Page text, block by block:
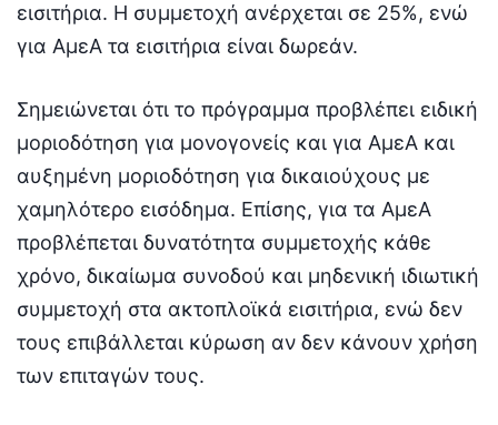
εισιτήρια. Η συμμετοχή ανέρχεται σε 25%, ενώ
για ΑμεΑ τα εισιτήρια είναι δωρεάν.
Σημειώνεται ότι το πρόγραμμα προβλέπει ειδική
μοριοδότηση για μονογονείς και για ΑμεΑ και
αυξημένη μοριοδότηση για δικαιούχους με
χαμηλότερο εισόδημα. Επίσης, για τα ΑμεΑ
προβλέπεται δυνατότητα συμμετοχής κάθε
χρόνο, δικαίωμα συνοδού και μηδενική ιδιωτική
συμμετοχή στα ακτοπλοϊκά εισιτήρια, ενώ δεν
τους επιβάλλεται κύρωση αν δεν κάνουν χρήση
των επιταγών τους.